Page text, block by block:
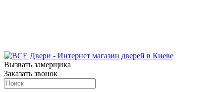
Вызвать замерщика
Заказать звонок